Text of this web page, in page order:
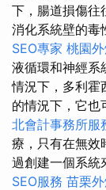
下，腸道損傷往
消化系統壁的毒
SEO專家 桃園
液循環和神經系
情況下，多利霍
的情況下，它也
北會計事務所服
療，只有在無效
過創建一個系統
SEO服務 苗栗